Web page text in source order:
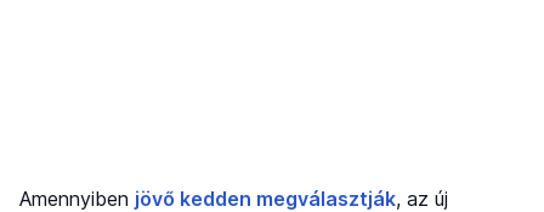
Amennyiben jövő kedden megválasztják, az új